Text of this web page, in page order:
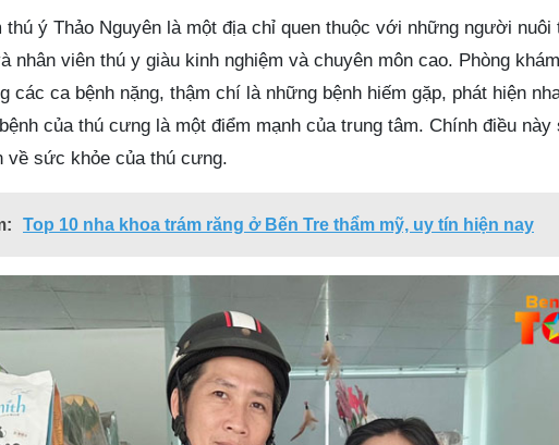
thú ý Thảo Nguyên là một địa chỉ quen thuộc với những người
nhân viên thú y giàu kinh nghiệm và chuyên môn cao. Phòng
các ca bệnh nặng, thậm chí là những bệnh hiếm gặp, phát hiện
của thú cưng là một điểm mạnh của trung tâm. Chính điều này
về sức khỏe của thú cưng.
Top 10 nha khoa trám răng ở Bến Tre thẩm mỹ, uy tín hiện nay